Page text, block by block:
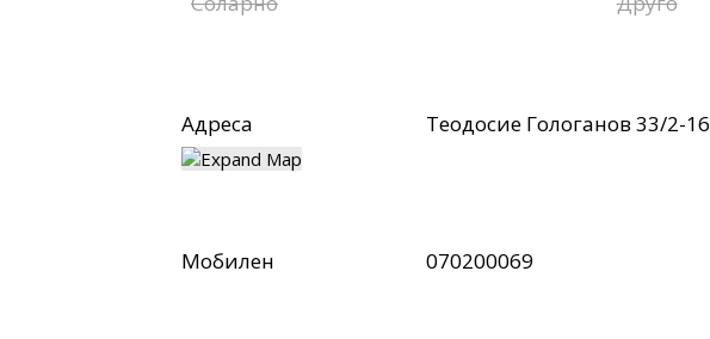
Адреса Теодосие Гологанов 33/2-16
Мобилен 070200069